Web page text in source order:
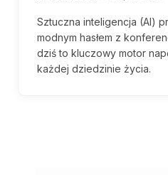
Sztuczna inteligencja (AI)
modnym hasłem z
dziś to kluczowy motor
każdej dziedzinie życia.